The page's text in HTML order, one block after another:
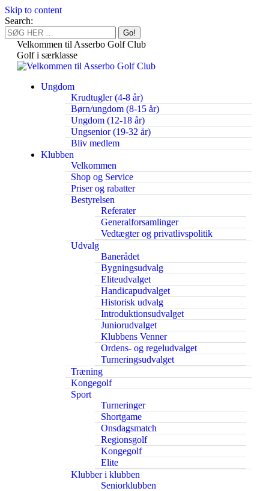
Skip to content
Search:
Velkommen til Asserbo Golf Club
Golf i særklasse
Ungdom
Krudtugler (4-8 år)
Børn/ungdom (8-15 år)
Ungdom (12-18 år)
Ungsenior (19-32 år)
Bliv medlem
Klubben
Velkommen
Shop og Service
Priser og rabatter
Bestyrelsen
Referater
Generalforsamlinger
Vedtægter og privatlivspolitik
Udvalg
Banerådet
Bygningsudvalg
Eliteudvalget
Handicapudvalget
Historisk udvalg
Introduktionsudvalget
Juniorudvalget
Klubbens Venner
Ordens- og regeludvalget
Turneringsudvalget
Træning
Kongegolf
Sport
Turneringer
Shortgame
Onsdagsmatch
Regionsgolf
Kongegolf
Elite
Klubber i klubben
Seniorklubben